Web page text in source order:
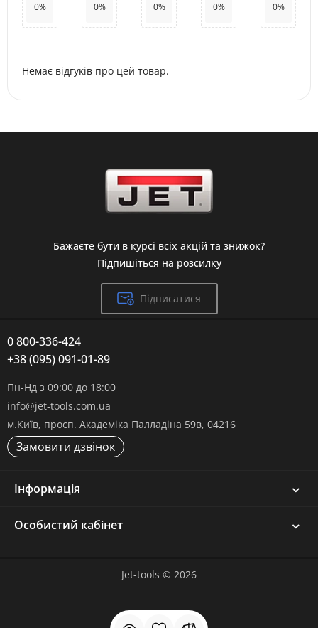
0% 0% 0% 0% 0%
Немає відгуків про цей товар.
Бажаєте бути в курсі всіх акцій та знижок?
Підпишіться на розсилку
Підписатися
0 800-336-424
+38 (095) 091-01-89
Пн-Нд з 09:00 до 18:00
info@jet-tools.com.ua
м.Київ, просп. Академіка Палладіна 59в, 04216
Замовити дзвінок
Інформація
Особистий кабінет
Jet-tools © 2026